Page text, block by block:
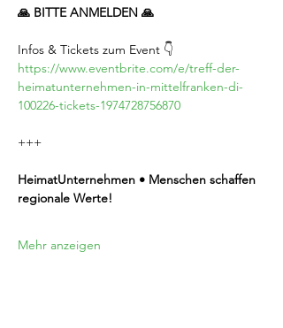
🙏 BITTE ANMELDEN 🙏
Infos & Tickets zum Event 👇
https://www.eventbrite.com/e/treff-der-
heimatunternehmen-in-mittelfranken-di-
100226-tickets-1974728756870
+++
HeimatUnternehmen • Menschen schaffen
regionale Werte!
Mehr anzeigen